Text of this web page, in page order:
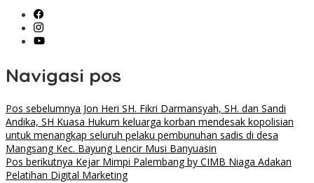
Navigasi pos
Pos sebelumnya Jon Heri SH. Fikri Darmansyah, SH. dan Sandi
Andika, SH Kuasa Hukum keluarga korban mendesak kopolisian
untuk menangkap seluruh pelaku pembunuhan sadis di desa
Mangsang Kec. Bayung Lencir Musi Banyuasin
Pos berikutnya Kejar Mimpi Palembang by CIMB Niaga Adakan
Pelatihan Digital Marketing